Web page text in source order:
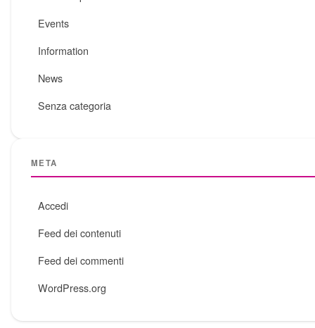
Events
Information
News
Senza categoria
META
Accedi
Feed dei contenuti
Feed dei commenti
WordPress.org